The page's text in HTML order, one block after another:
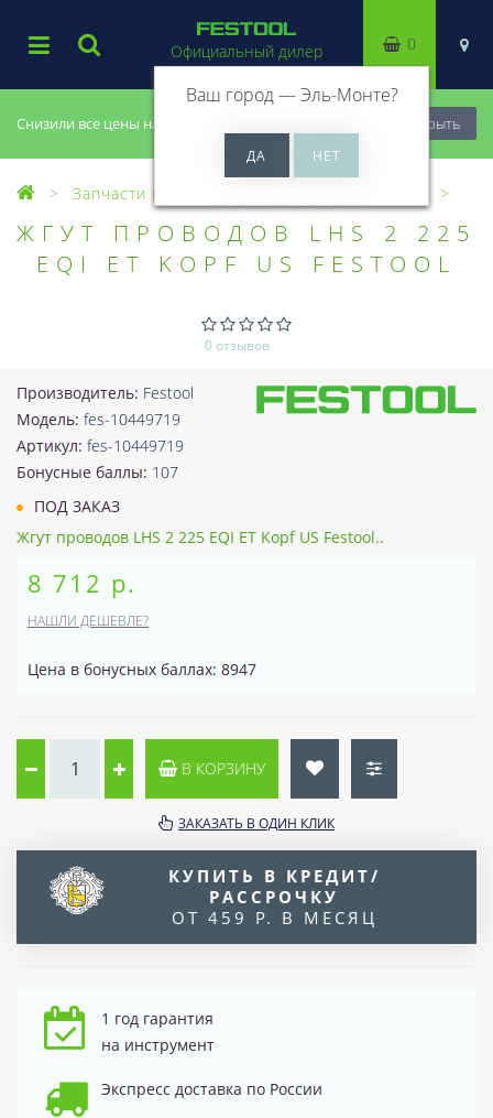
Снизили все цены на 20%, успей купить! Закрыть
Официальный дилер
Ваш город —Эль-Монте?
0
Запчасти Festool
ЖГУТ ПРОВОДОВ LHS 2 225
EQI ET KOPF US FESTOOL
0 отзывов
Производитель: Festool
Модель: fes-10449719
Артикул: fes-10449719
Бонусные баллы: 107
ПОД ЗАКАЗ
Жгут проводов LHS 2 225 EQI ET Kopf US Festool..
8 712 р.
НАШЛИ ДЕШЕВЛЕ?
Цена в бонусных баллах: 8947
В КОРЗИНУ
ЗАКАЗАТЬ В ОДИН КЛИК
КУПИТЬ В КРЕДИТ/
РАССРОЧКУ
ОТ 459 Р. В МЕСЯЦ
1 год гарантия
на инструмент
Экспресс доставка по России